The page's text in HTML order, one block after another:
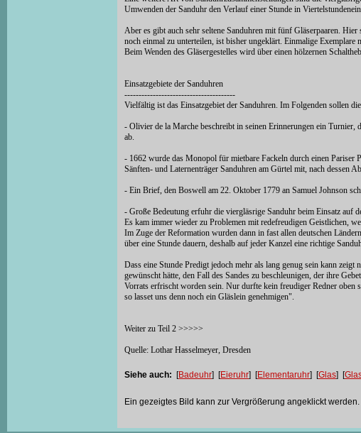
Umwenden der Sanduhr den Verlauf einer Stunde in
Aber es gibt auch sehr seltene Sanduhren mit fünf Gläserpaaren.
noch einmal zu unterteilen, ist bisher ungeklärt. Einmalige
Beim Wenden des Gläsergestelles wird über einen hölzernen
Einsatzgebiete der Sanduhren
---------------------------------------
Vielfältig ist das Einsatzgebiet der Sanduhren. Im Folgenden sollen
- Olivier de la Marche beschreibt in seinen Erinnerungen ein
ab.
- 1662 wurde das Monopol für mietbare Fackeln durch einen Pariser
Sänften- und Laternenträger Sanduhren am Gürtel mit, nach dessen
- Ein Brief, den Boswell am 22. Oktober 1779 an Samuel Johnson
- Große Bedeutung erfuhr die viergläsrige Sanduhr beim Einsatz auf
Es kam immer wieder zu Problemen mit redefreudigen Geistlichen,
Im Zuge der Reformation wurden dann in fast allen deutschen
über eine Stunde dauern, deshalb auf jeder Kanzel eine richtige
Dass eine Stunde Predigt jedoch mehr als lang genug sein kann
gewünscht hätte, den Fall des Sandes zu beschleunigen, der ihre
Vorrats erfrischt worden sein. Nur durfte kein freudiger Redner oben
so lasset uns denn noch ein Gläslein genehmigen".
Weiter zu Teil 2 >>>>>
Quelle: Lothar Hasselmeyer, Dresden
Siehe auch: [Badeuhr] [Eieruhr] [Elementaruhr] [Glas] [
Ein gezeigtes Bild kann zur Vergrößerung angeklickt